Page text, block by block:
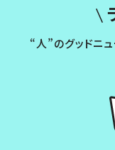
“人”のグッドニ